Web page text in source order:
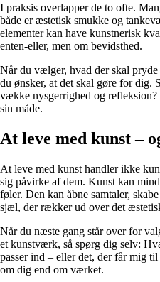
I praksis overlapper de to ofte.
både er æstetisk smukke og
elementer kan have kunstnerisk
enten-eller, men om bevidsthed.
Når du vælger, hvad der skal
du ønsker, at det skal gøre for dig.
vække nysgerrighed og
sin måde.
At leve med kunst –
At leve med kunst handler ikke
sig påvirke af dem. Kunst kan
føler. Den kan åbne samtaler,
sjæl, der rækker ud over det
Når du næste gang står over for
et kunstværk, så spørg dig selv:
passer ind – eller det, der får mig
om dig end om værket.